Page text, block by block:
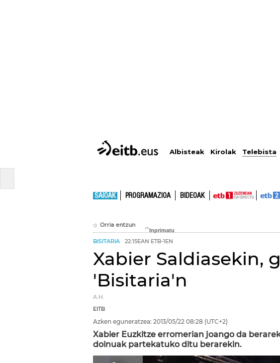
Albisteak Kirolak Telebista
SAIOAK PROGRAMAZIOA BIDEOAK
Orria entzun
BISITARIA 22:15EAN ETB-1EN
Xabier Saldiasekin,
'Bisitaria'n
A.H.
EITB
Azken eguneratzea: 2013/05/22 08:28 (UTC+2)
Xabier Euzkitze erromerian joango da
doinuak partekatuko ditu berarekin.